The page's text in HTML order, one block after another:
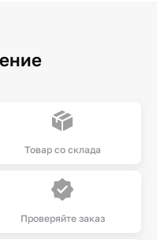
Товар со склада
Проверяйте заказ